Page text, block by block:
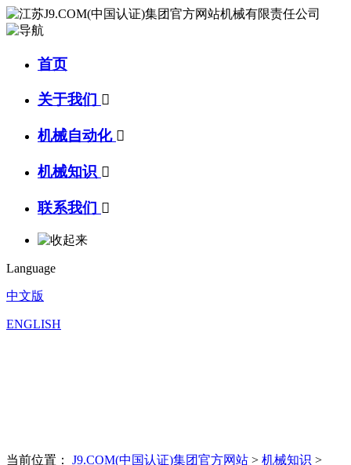
首页
关于我们 
机械自动化 
机械知识 
联系我们 
Language
中文版
ENGLISH
当前位置： J9.COM(中国认证)集团官方网站 > 机械知识 >